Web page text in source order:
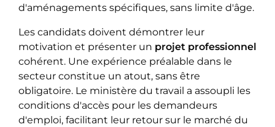
d'aménagements spécifiques, sans limite d'âge.
Les candidats doivent démontrer leur
motivation et présenter un projet professionnel
cohérent. Une expérience préalable dans le
secteur constitue un atout, sans être
obligatoire. Le ministère du travail a assoupli les
conditions d'accès pour les demandeurs
d'emploi, facilitant leur retour sur le marché du